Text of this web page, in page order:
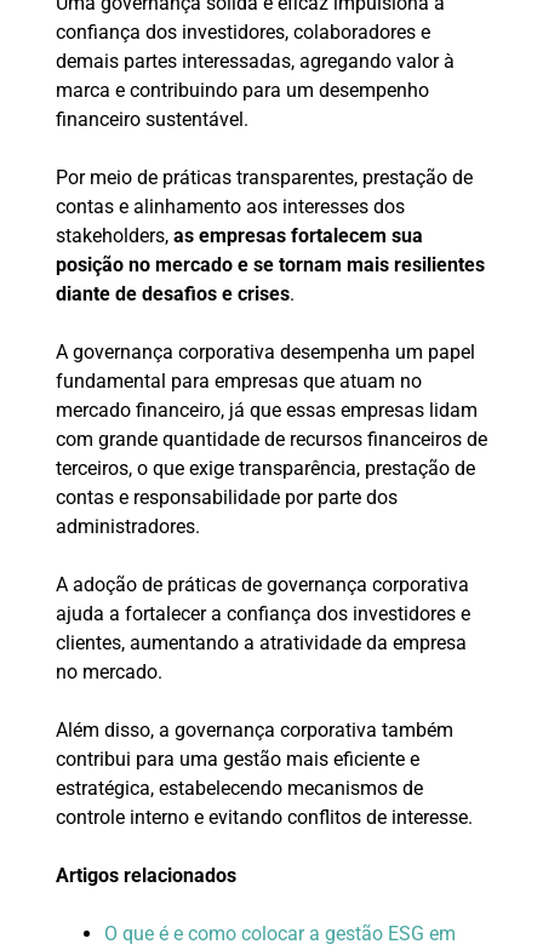
confiança dos investidores, colaboradores e
demais partes interessadas, agregando valor à
marca e contribuindo para um desempenho
financeiro sustentável.
Por meio de práticas transparentes, prestação de
contas e alinhamento aos interesses dos
stakeholders, as empresas fortalecem sua
posição no mercado e se tornam mais resilientes
diante de desafios e crises.
A governança corporativa desempenha um papel
fundamental para empresas que atuam no
mercado financeiro, já que essas empresas lidam
com grande quantidade de recursos financeiros de
terceiros, o que exige transparência, prestação de
contas e responsabilidade por parte dos
administradores.
A adoção de práticas de governança corporativa
ajuda a fortalecer a confiança dos investidores e
clientes, aumentando a atratividade da empresa
no mercado.
Além disso, a governança corporativa também
contribui para uma gestão mais eficiente e
estratégica, estabelecendo mecanismos de
controle interno e evitando conflitos de interesse.
Artigos relacionados
O que é e como colocar a gestão ESG em